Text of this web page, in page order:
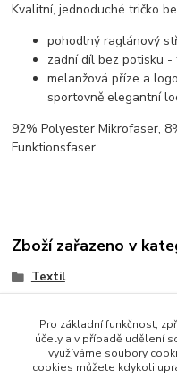
Kvalitní, jednoduché tričko
pohodlný raglánový
zadní díl bez potisku -
melanžová příze a
sportovně elegantní
92% Polyester Mikrofaser,
Funktionsfaser
Zboží zařazeno v
Textil
Pro základní funkčnost,
účely a v případě udělení
využíváme soubory
cookies můžete kdykoli